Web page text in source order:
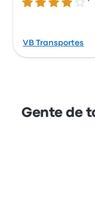
4.2 sobre 5
VB Transportes
Gente de